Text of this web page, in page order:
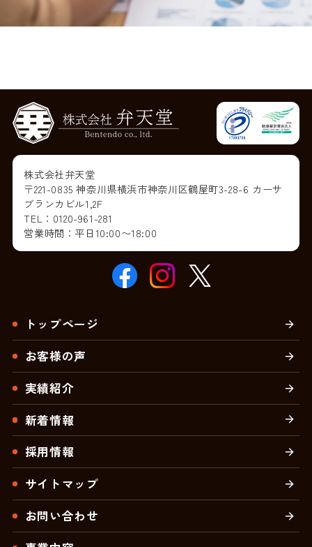
株式会社弁天堂
〒221-0835 神奈川県横浜市神奈川区鶴屋町3-28-6 カーサ
ブランカビル1,2F
TEL：0120-961-281
営業時間：平日10:00〜18:00
トップページ
お客様の声
実績紹介
新着情報
採用情報
サイトマップ
お問い合わせ